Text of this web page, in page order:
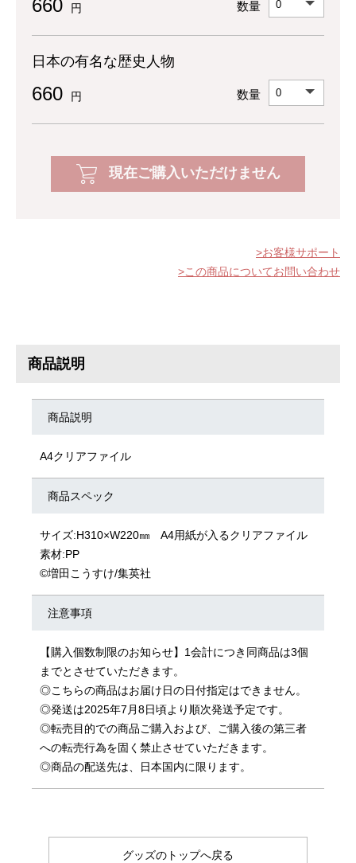
660 円 数量
日本の有名な歴史人物
660 円 数量
現在ご購入いただけません
お客様サポート
この商品についてお問い合わせ
商品説明
商品説明
A4クリアファイル
商品スペック
サイズ:H310×W220㎜ A4用紙が入るクリアファイル
素材:PP
©増田こうすけ/集英社
注意事項
【購入個数制限のお知らせ】1会計につき同商品は3個
までとさせていただきます。
◎こちらの商品はお届け日の日付指定はできません。
◎発送は2025年7月8日頃より順次発送予定です。
◎転売目的での商品ご購入および、ご購入後の第三者
への転売行為を固く禁止させていただきます。
◎商品の配送先は、日本国内に限ります。
グッズのトップへ戻る